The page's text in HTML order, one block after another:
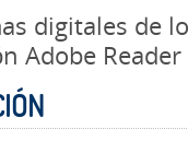
digitales de
Adobe Reader